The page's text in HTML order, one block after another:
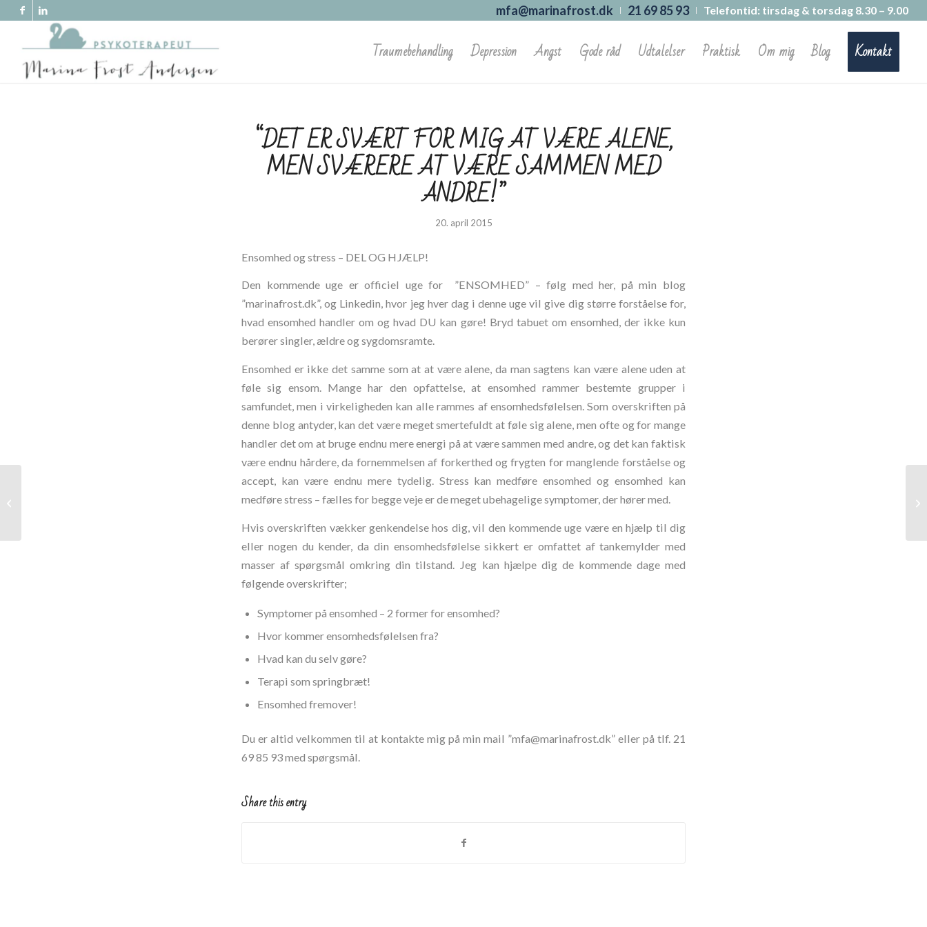
mfa@marinafrost.dk 21 69 85 93 Telefontid: tirsdag & torsdag 8.30 – 9.00
Traumebehandling Depression Angst Gode råd Udtalelser Praktisk Om mig Blog Kontakt
“DET ER SVÆRT FOR MIG AT VÆRE ALENE,
MEN SVÆRERE AT VÆRE SAMMEN MED
ANDRE!”
20. april 2015
Ensomhed og stress – DEL OG HJÆLP!
Den kommende uge er officiel uge for ”ENSOMHED” – følg med her, på min blog
”marinafrost.dk”, og Linkedin, hvor jeg hver dag i denne uge vil give dig større forståelse for,
hvad ensomhed handler om og hvad DU kan gøre! Bryd tabuet om ensomhed, der ikke kun
berører singler, ældre og sygdomsramte.
Ensomhed er ikke det samme som at at være alene, da man sagtens kan være alene uden at
føle sig ensom. Mange har den opfattelse, at ensomhed rammer bestemte grupper i
samfundet, men i virkeligheden kan alle rammes af ensomhedsfølelsen. Som overskriften på
denne blog antyder, kan det være meget smertefuldt at føle sig alene, men ofte og for mange
handler det om at bruge endnu mere energi på at være sammen med andre, og det kan faktisk
være endnu hårdere, da fornemmelsen af forkerthed og frygten for manglende forståelse og
accept, kan være endnu mere tydelig. Stress kan medføre ensomhed og ensomhed kan
medføre stress – fælles for begge veje er de meget ubehagelige symptomer, der hører med.
Hvis overskriften vækker genkendelse hos dig, vil den kommende uge være en hjælp til dig
eller nogen du kender, da din ensomhedsfølelse sikkert er omfattet af tankemylder med
masser af spørgsmål omkring din tilstand. Jeg kan hjælpe dig de kommende dage med
følgende overskrifter;
Symptomer på ensomhed – 2 former for ensomhed?
Hvor kommer ensomhedsfølelsen fra?
Hvad kan du selv gøre?
Terapi som springbræt!
Ensomhed fremover!
Du er altid velkommen til at kontakte mig på min mail ”mfa@marinafrost.dk” eller på tlf. 21
69 85 93 med spørgsmål.
Share this entry